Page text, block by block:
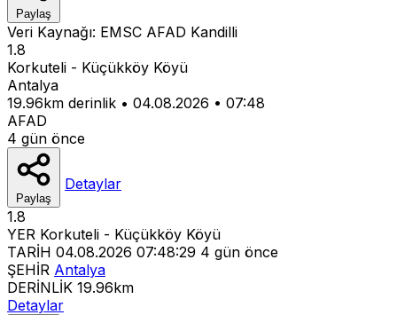
Paylaş
Veri Kaynağı: EMSC AFAD Kandilli
1.8
Korkuteli - Küçükköy Köyü
Antalya
19.96km derinlik • 04.08.2026 • 07:48
AFAD
4 gün önce
Paylaş
Detaylar
1.8
YER Korkuteli - Küçükköy Köyü
TARİH 04.08.2026 07:48:29 4 gün önce
ŞEHİR Antalya
DERİNLİK 19.96km
Detaylar